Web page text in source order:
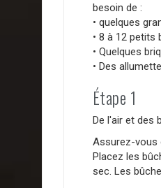
besoin de :
• quelques
• 8 à 12 petits
• Quelques
• Des
Étape 1
De l'air et des
Assurez-vous
Placez les
sec. Les